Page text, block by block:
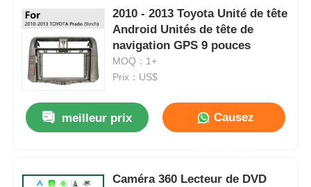
2010 - 2013 Toyota Unité de tête
Android Unités de tête de
navigation GPS 9 pouces
MOQ：1+
Prix：US$
meilleur prix Causez
Caméra 360 Lecteur de DVD